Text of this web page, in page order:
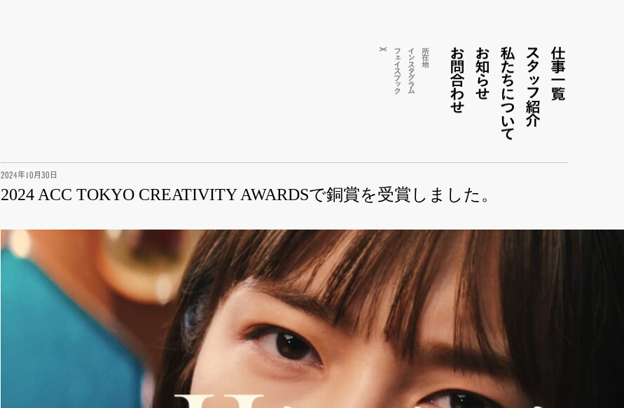
仕事一覧
ス
タ
ッ
フ紹介
私たちについて
お知らせ
お問合わせ
所在地
インス
タ
グ
ラ
ム
フェイス
ブ
ッ
ク
X
2024年10月30日
2024 ACC TOKYO CREATIVITY AWARDSで銅賞を受賞しました。